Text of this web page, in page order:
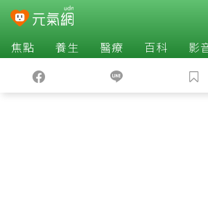
焦點 養生 醫療 百科 影